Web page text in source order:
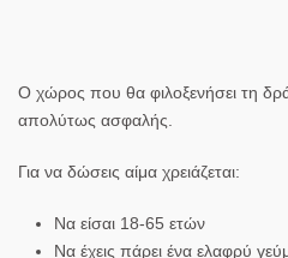
Ο χώρος που θα φιλοξενήσει τη
απολύτως ασφαλής.
Για να δώσεις αίμα χρειάζεται:
Να είσαι 18-65 ετών
Να έχεις πάρει ένα ελαφρύ